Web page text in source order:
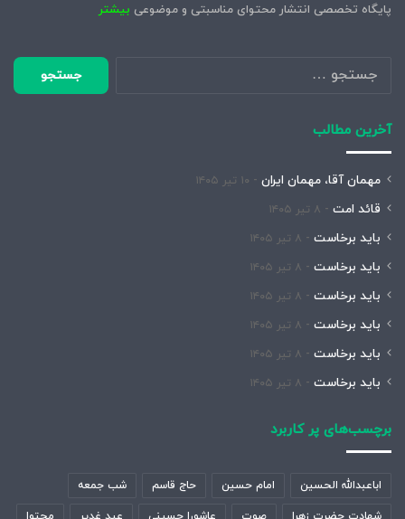
پایگاه تخصصی انتشار محتوای مناسبتی و موضوعی بیشتر
جستجو
برای:
آخرین مطالب
مهمان آقا، مهمان ایران ۱۰ تیر ۱۴۰۵
قائد امت ۸ تیر ۱۴۰۵
باید برخاست ۸ تیر ۱۴۰۵
باید برخاست ۸ تیر ۱۴۰۵
باید برخاست ۸ تیر ۱۴۰۵
باید برخاست ۸ تیر ۱۴۰۵
باید برخاست ۸ تیر ۱۴۰۵
باید برخاست ۸ تیر ۱۴۰۵
برچسب‌های پر کاربرد
اباعبدالله الحسین امام حسین حاج قاسم شب جمعه
شهادت حضرت زهرا صوت عاشورا حسینی عید غدیر محتوا